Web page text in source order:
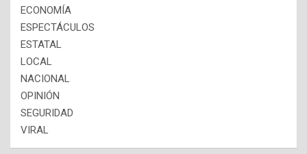
ECONOMÍA
ESPECTÁCULOS
ESTATAL
LOCAL
NACIONAL
OPINIÓN
SEGURIDAD
VIRAL